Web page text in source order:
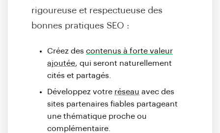
rigoureuse et respectueuse des
bonnes pratiques SEO :
Créez des contenus à forte valeur
ajoutée, qui seront naturellement
cités et partagés.
Développez votre réseau avec des
sites partenaires fiables partageant
une thématique proche ou
complémentaire.